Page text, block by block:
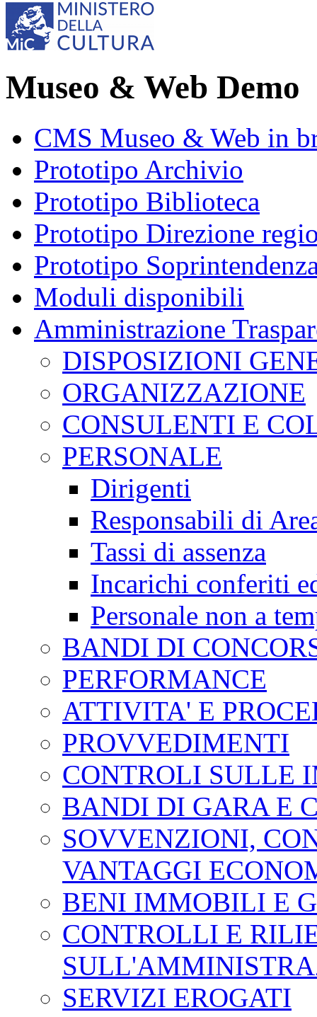
Museo & Web Demo
CMS Museo & Web in
Prototipo Archivio
Prototipo Biblioteca
Prototipo Direzione
Prototipo
Moduli disponibili
Amministrazione
DISPOSIZIONI
ORGANIZZAZIONE
CONSULENTI E
PERSONALE
Dirigenti
Responsabili di
Tassi di assenza
Incarichi conferiti
Personale non a
BANDI DI
PERFORMANCE
ATTIVITA' E
PROVVEDIMENTI
CONTROLI SULLE
BANDI DI GARA E
SOVVENZIONI,
VANTAGGI
BENI IMMOBILI E
CONTROLLI E
SERVIZI EROGATI